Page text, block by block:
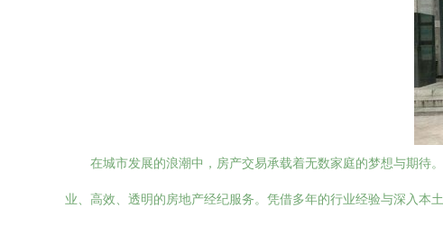
在城市发展的浪潮中，房产交易承载着无数家庭的梦想与期待
业、高效、透明的房地产经纪服务。凭借多年的行业经验与深入本